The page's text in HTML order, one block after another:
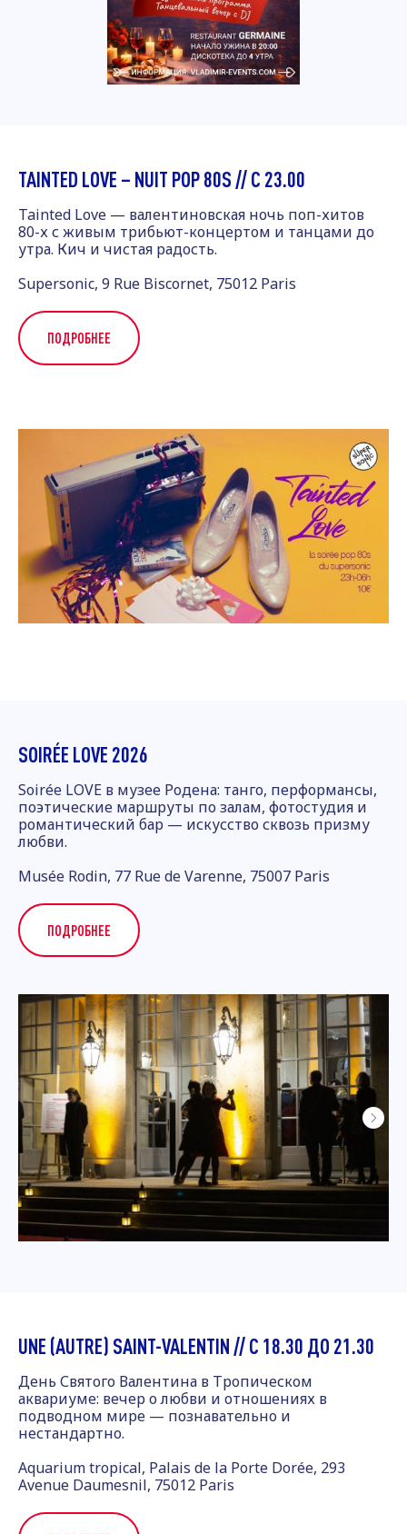
TAINTED LOVE – NUIT POP 80S // С 23.00
Tainted Love — валентиновская ночь поп-хитов
80-х с живым трибьют-концертом и танцами до
утра. Кич и чистая радость.
Supersonic, 9 Rue Biscornet, 75012 Paris
ПОДРОБНЕЕ
SOIRÉE LOVE 2026
Soirée LOVE в музее Родена: танго, перформансы,
поэтические маршруты по залам, фотостудия и
романтический бар — искусство сквозь призму
любви.
Musée Rodin, 77 Rue de Varenne, 75007 Paris
ПОДРОБНЕЕ
UNE (AUTRE) SAINT-VALENTIN // С 18.30 ДО 21.30
День Святого Валентина в Тропическом
аквариуме: вечер о любви и отношениях в
подводном мире — познавательно и
нестандартно.
Aquarium tropical, Palais de la Porte Dorée, 293
Avenue Daumesnil, 75012 Paris